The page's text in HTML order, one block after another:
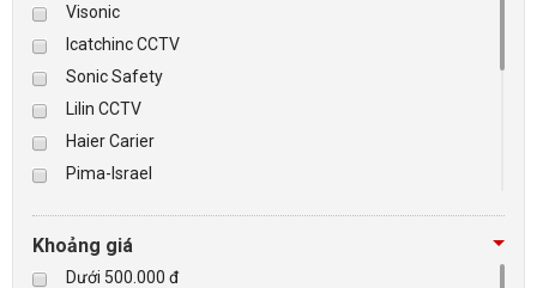
Visonic
Icatchinc CCTV
Sonic Safety
Lilin CCTV
Haier Carier
Pima-Israel
Checkpoint
Paradox-Canada
Khoảng giá
Dưới 500.000 đ
KIỂM SOÁT VÀO RA
BÁO ĐỘNG, BÁO CHÁY
NHÀ THÔNG MINH
LIÊN HỆ